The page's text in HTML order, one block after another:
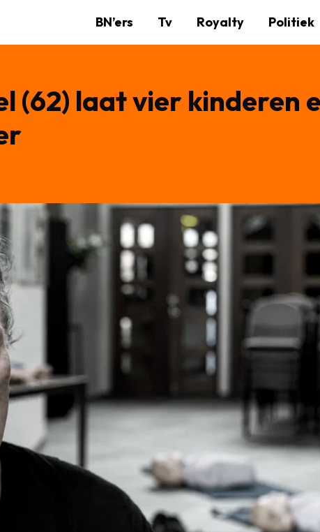
BN’ers Tv Royalty Politiek
(62) laat vier kinderen